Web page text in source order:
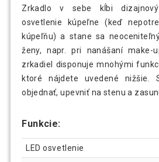
Zrkadlo v sebe kĺbi
osvetlenie kúpeľne (keď
kúpeľňu) a stane sa
ženy, napr. pri nanášaní make-
zrkadiel disponuje mnohými
ktoré nájdete uvedené nižšie.
objednať, upevniť na stenu a
Funkcie:
LED osvetlenie